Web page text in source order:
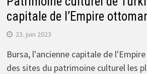
capitale de l’Empire
23. juin 2023
Bursa, l'ancienne capitale de
des sites du patrimoine culturel les